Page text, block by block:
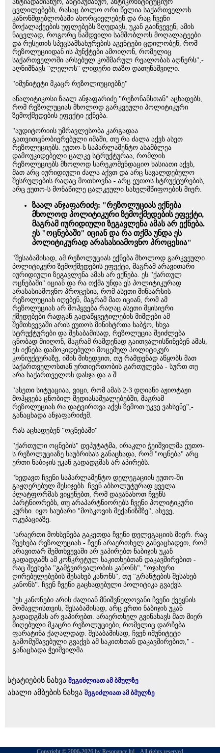
ანტიადამიანურ, ანტიჰუმანურ, ანტიკონსტიტუციურ
ცვლილებებს, რასაც ბოლო ორი წელია საქართველოს
კანონმდებლობაში ახორციელებენ და რაც ჩვენი
მოქალაქეების უფლებებს ზღუდავს, უკან გაიწვევენ, ამის
ნაცვლად, როგორც ნამდვილი სამშობლოს მოღალატეები
და რუსეთის სპეცსამსახურების აგენტები ცდილობენ, რომ
რეზოლუციიდან ის პუნქტები ამოიღონ, რომელიც
საქართველოში არსებულ კოშმარულ რეალობას აღწერს",-
აღნიშნავს "ლელოს" ლიდერი თაზო დათუნაშვილი.
"იმუნიტეტი მკაცრ რეზოლიუციებზე"
ანალიტიკოსი ზაალ ანჯაფარიძე "რეზონანსთან" აცხადებს,
რომ რეზოლუციას მხოლოდ გარკვეული პოლიტიკური
ზემოქმედების ეფექტი ექნება.
"აუდიტორიის უმრავლესობა კარგადაა
გათვითცნობიერებული იმაში, თუ რა ძალა აქვს ასეთ
რეზოლუციებს. ეუთო-ს საპარლამენტო ასამბლეა
დამოუკიდებელი ცალკე სტრუქტურაა, რომლის
რეზოლუციებს მხოლოდ სარეკომენდაციო ხასიათი აქვს,
მათ არც იურიდიული ძალა აქვთ და არც სავალდებულო
შესრულების რაღაც მოთხოვნა - არც ეუთოს სტრუქტურების,
არც ეუთო-ს მონაწილე ცალკეული სახელმწიფოების მიერ.
ზაალ ანჯაფარიძე: "რეზოლუციას ექნება
მხოლოდ პოლიტიკური ზემოქმედების ეფექტი,
მაგრამ იურიდიული ზეგავლენა ამას არ ექნება.
ეს "ოცნებაში" იციან და რა თქმა უნდა ეს
პოლიტიკურად არასასიამოვნო პროცესია"
"შესაბამისად, ამ რეზოლუციას ექნება მხოლოდ გარკვეული
პოლიტიკური ზემოქმედების ეფექტი, მაგრამ არავითარი
იურიდიული ზეგავლენა ამას არ ექნება. ეს "ქართულ
ოცნებაში" იციან და რა თქმა უნდა ეს პოლიტიკურად
არასასიამოვნო პროცესია, რომ ასეთი შინაარსის
რეზოლუციას იღებენ, მაგრამ მათ იციან, რომ ამ
რეზოლუციას არ მოჰყვება რაღაც ასეთი მყისიერი
ქმედებები რადგან გადაწყვეტილების მიმღები ამ
შემთხვევაში არის ეუთოს მინისტრთა საბჭო, სხვა
სტრუქტურები და შესაბამისად, რეზოლუცია შეიძლება
ცნობად მიიღონ, მაგრამ რამდენად გაითვალისწინებენ ამას,
ეს იქნება დამოკიდებული მოცემულ პოლიტიკურ
კონიუქტურაზე, იმის მიხედვით, თუ რამდენად აწყობს მათ
საქართველოსთან ურთიერთობის გართულება - სურთ თუ
არა საქართველოს დასჯა და ა.შ.
"ასეთი სიტუაციაა, ვიცი, რომ ამას 2-3 დღიანი აჟიოტაჟი
მოჰყვება ცნობილ მედიასაშუალებებში, მაგრამ
რეზოლუციას რა დატვირთვა აქვს ზემოთ უკვე ვახსენე",-
განაცხადა ანჯაფარიძემ.
რას აცხადებენ "ოცნებაში"
"ქართული ოცნების" დეპუტატმა, ირაკლი ჭეიშვილმა ეუთო-
ს რეზოლუციაზე საუბრისას განაცხადა, რომ "ოცნება" არც
ერთი ნაბიჯის უკან გადადგმას არ აპირებს.
"ხედავთ ჩვენი საპარლამენტო დელეგაციის ეუთო-ში
გაჟღერებულ მესიჯებს. ჩვენ აბსოლუტურად ყველა
პლატფორმას ვიყენებთ, რომ დავანახოთ ჩვენს
პარტნიორებს, თუ არაპარტნიორებს ჩვენი პოლიტიკური
კურსი. იყო საუბარი "მოსკოვის მექანიზმზე", ასევე,
ოკუპაციაზე.
"არაერთი მოხსენება გაკეთდა ჩვენი დელეგაციის მიერ. რაც
შეეხება რეზოლუციას - ჩვენ არაერთხელ განვაცხადეთ, რომ
არავითარ შემთხვევაში არ ვაპირებთ ნაბიჯის უკან
გადადგამს ამ კონკრეტულ საკითხებთან დაკავშირებით -
რაც შეეხება "გამჭვირვალობის კანონს", "ოჯახური
ღირებულებების შესახებ კანონს", თუ "გრანტების შესახებ
კანონს". ჩვენ ჩვენი გაცხადებული პოლიტიკა გვაქვს.
"ეს კანონები არის ძალიან მნიშვნელოვანი ჩვენი ქვეყნის
მომავლისთვის, შესაბამისად, არც ერთი ნაბიჯის უკან
გადადგმას არ ვაპირებთ. არაერთხელ გვინახავს მათ მიერ
მიღებული მკაცრი რეზოლუციები, რომელიც დარჩება
ფარატინა ქაღალდად. შესაბამისად, ჩვენ იმუნიტეტი
გამომუშავებული გვაქვს ამ საკითხთან დაკავშირებით," -
განაცხადა ჭეიშვილმა.
სტატიების ნახვა შეგიძლიათ ამ ბმულზე
ახალი ამბების ნახვა შეგიძლიათ ამ ბმულზე
Copyright © 2006-2026 by Resonance ltd. . All rights reserved